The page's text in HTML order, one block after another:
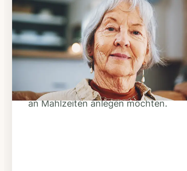
Schritt 1
Klarheit schaffen
Überlegen Sie, ob Ihnen das Essen
täglich verzehrfertig geliefert werden
soll oder Sie sich einen Tiefkühl-Vorrat
an Mahlzeiten anlegen möchten.